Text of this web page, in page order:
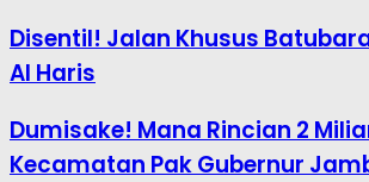
Disentil! Jalan Khusus
Al Haris
Dumisake! Mana Rincian 2
Kecamatan Pak Gubernur